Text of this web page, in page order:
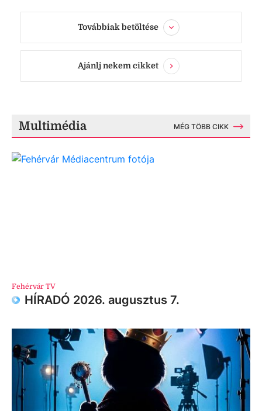
Továbbiak betöltése
Ajánlj nekem cikket
Multimédia MÉG TÖBB CIKK
Fehérvár TV
HÍRADÓ 2026. augusztus 7.